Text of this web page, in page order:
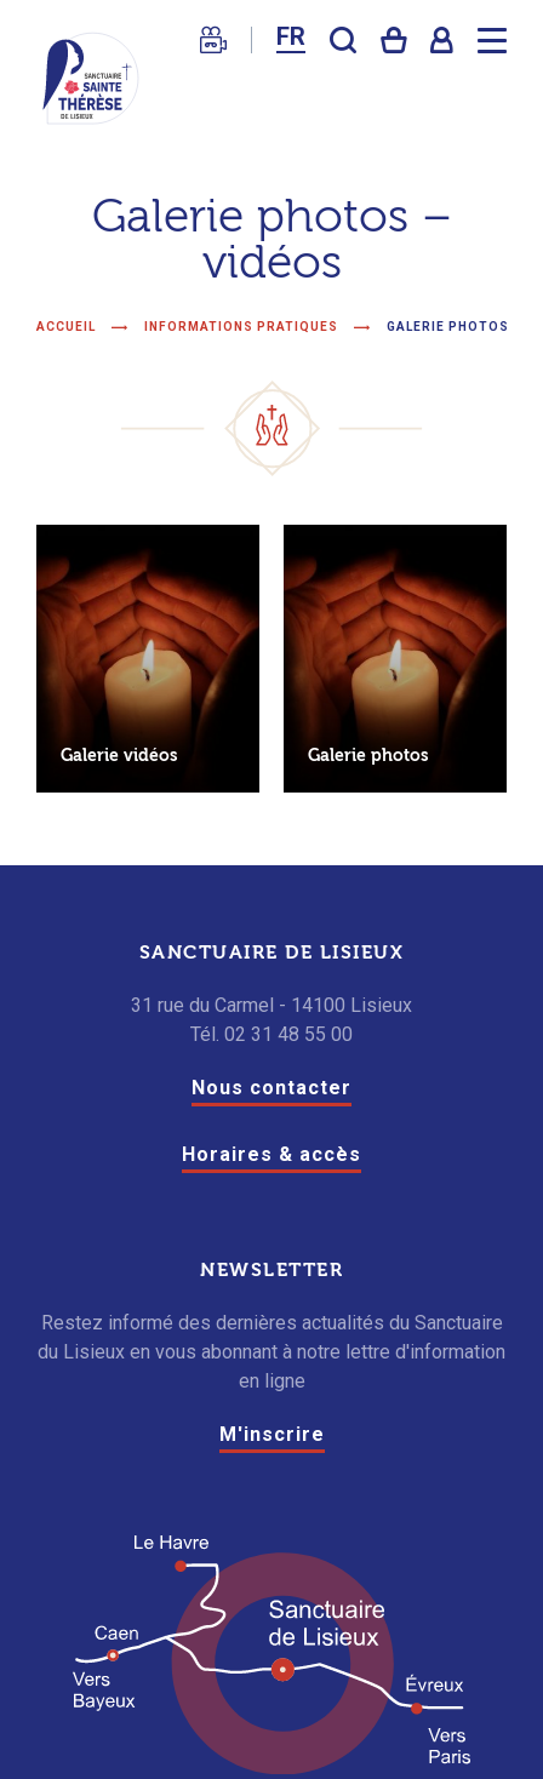
FR
Sainte
Galerie photos –
vidéos
ACCUEIL INFORMATIONS PRATIQUES GALERIE PHOTOS –
Galerie vidéos Galerie photos
SANCTUAIRE DE LISIEUX
31 rue du Carmel - 14100 Lisieux
Tél. 02 31 48 55 00
Nous contacter
Horaires & accès
NEWSLETTER
Restez informé des dernières actualités du Sanctuaire
du Lisieux en vous abonnant à notre lettre d'information
en ligne
M'inscrire